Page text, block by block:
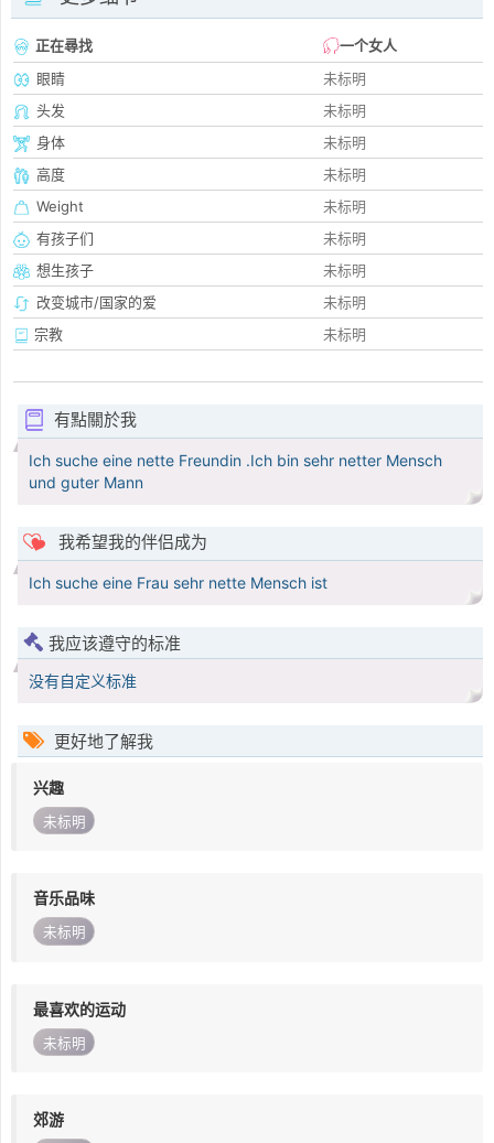
正在尋找
一个女人
眼睛
未标明
头发
未标明
身体
未标明
高度
未标明
Weight
未标明
有孩子们
未标明
想生孩子
未标明
改变城市/国家的爱
未标明
宗教
未标明
有點關於我
Ich suche eine nette Freundin .Ich bin sehr netter Mensch
und guter Mann
我希望我的伴侣成为
Ich suche eine Frau sehr nette Mensch ist
我应该遵守的标准
没有自定义标准
更好地了解我
兴趣
未标明
音乐品味
未标明
最喜欢的运动
未标明
郊游